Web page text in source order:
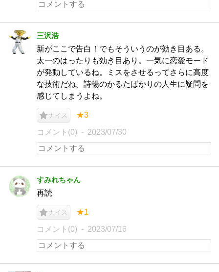
三沢浩
新がここで告白！でもそういうのが効き目ある。
太一のはったりも効き目あり。一気に恋愛モード
が発動しているね。ミスをさせるってさらに高度
な技術だね。詩暢のかるたばかりの人生に疑問を
感じてしまうよね。
ナイス ★3
コメント(0) 2023/07/30
すみれちゃん
再読
ナイス ★1
コメント(0) 2023/07/16